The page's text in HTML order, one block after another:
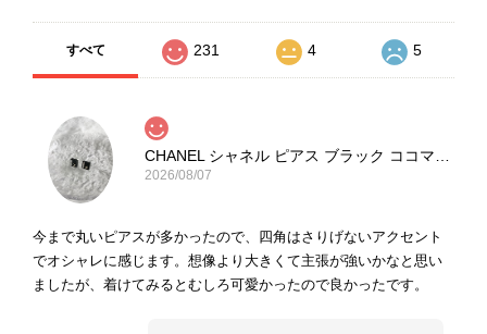
すべて 231 4 5
CHANEL シャネル ピアス ブラック ココマーク ストーン vintage ヴィンテージ オールド yg33jb
2026/08/07
今まで丸いピアスが多かったので、四角はさりげないアクセント
でオシャレに感じます。想像より大きくて主張が強いかなと思い
ましたが、着けてみるとむしろ可愛かったので良かったです。